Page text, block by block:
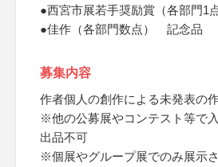
●西宮市展若手奨励賞（各部門
●佳作（各部門数点） 記念品
募集内容
作者個人の創作による未発表の
※他の公募展やコンテスト等で
出品不可
※個展やグループ展でのみ展示